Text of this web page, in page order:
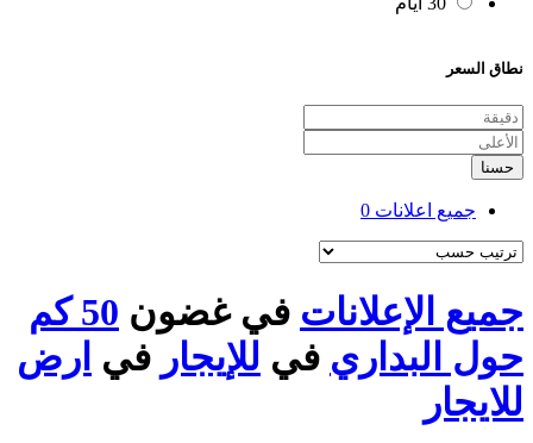
نطاق السعر
حسنا
جميع اعلانات 0
جميع الإعلانات في غضون
50 كم
حول البداري في للإيجار في ارض
للايجار